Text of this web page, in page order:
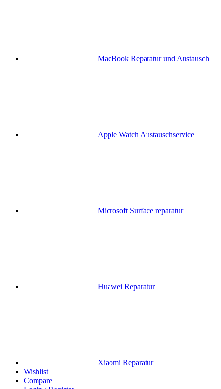
MacBook Reparatur und Austausch
Apple Watch Austauschservice
Microsoft Surface reparatur
Huawei Reparatur
Xiaomi Reparatur
Wishlist
Compare